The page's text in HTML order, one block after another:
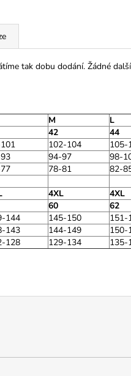
tak dobu dodání. Žádné
M L
42 44
102-104 105-
94-97 98-
78-81 82-
4XL 4XL
60 62
144 145-150 151-
143 144-149 150-
128 129-134 135-